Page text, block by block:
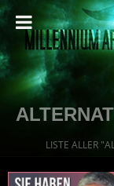
LISTE ALLER